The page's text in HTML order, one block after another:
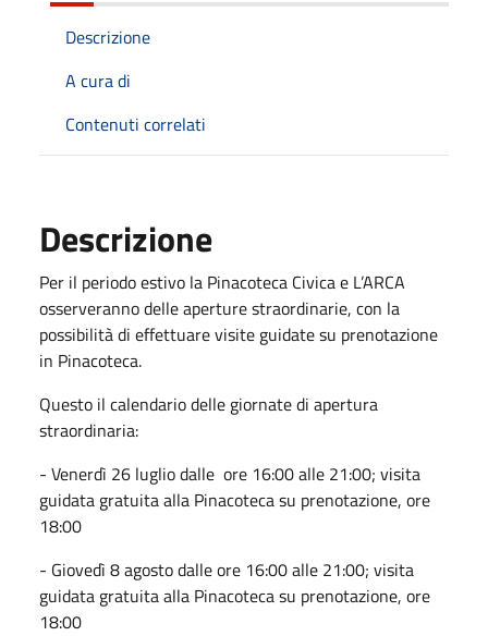
Descrizione
A cura di
Contenuti correlati
Descrizione
Per il periodo estivo la Pinacoteca Civica e L’ARCA
osserveranno delle aperture straordinarie, con la
possibilità di effettuare visite guidate su prenotazione
in Pinacoteca.
Questo il calendario delle giornate di apertura
straordinaria:
- Venerdì 26 luglio dalle ore 16:00 alle 21:00; visita
guidata gratuita alla Pinacoteca su prenotazione, ore
18:00
- Giovedì 8 agosto dalle ore 16:00 alle 21:00; visita
guidata gratuita alla Pinacoteca su prenotazione, ore
18:00